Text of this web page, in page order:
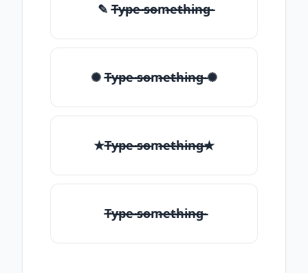
✎ T̶̴y̶̴p̶̴e̶̴ ̶̴s̶̴o̶̴m̶̴e̶̴t̶̴h̶̴i̶̴n̶̴g̶̴
✺ T̶̴y̶̴p̶̴e̶̴ ̶̴s̶̴o̶̴m̶̴e̶̴t̶̴h̶̴i̶̴n̶̴g̶̴ ✺
★T̶̴y̶̴p̶̴e̶̴ ̶̴s̶̴o̶̴m̶̴e̶̴t̶̴h̶̴i̶̴n̶̴g̶̴★
T̶̴y̶̴p̶̴e̶̴ ̶̴s̶̴o̶̴m̶̴e̶̴t̶̴h̶̴i̶̴n̶̴g̶̴